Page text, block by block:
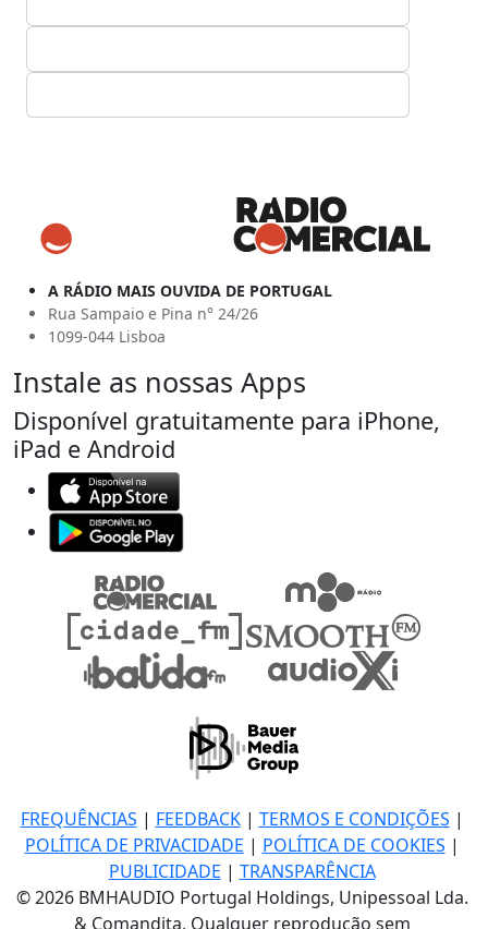
A RÁDIO MAIS OUVIDA DE PORTUGAL
Rua Sampaio e Pina n° 24/26
1099-044 Lisboa
Instale as nossas Apps
Disponível gratuitamente para iPhone,
iPad e Android
FREQUÊNCIAS | FEEDBACK| TERMOS E CONDIÇÕES |
POLÍTICA DE PRIVACIDADE | POLÍTICA DE COOKIES |
PUBLICIDADE | TRANSPARÊNCIA
© 2026 BMHAUDIO Portugal Holdings, Unipessoal Lda.
& Comandita, Qualquer reprodução sem